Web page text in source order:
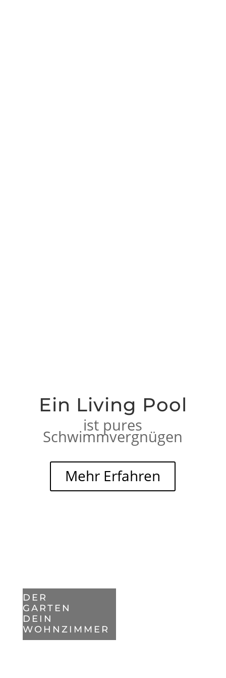
Ein Living Pool
ist pures
Schwimmvergnügen
Mehr Erfahren
DER
GARTEN
DEIN
WOHNZIMMER